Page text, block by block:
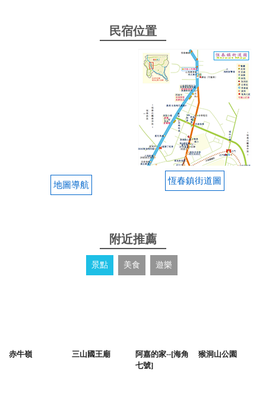
民宿位置
地圖導航 恆春鎮街道圖
附近推薦
景點 美食 遊樂
赤牛嶺 三山國王廟
阿嘉的家--[海角
七號]
猴洞山公園